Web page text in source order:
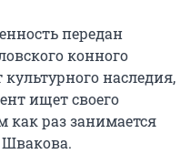
передан
конного
наследия,
ищет своего
как раз занимается
Швакова.